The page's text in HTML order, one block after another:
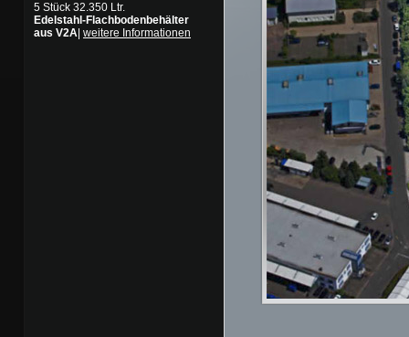
5 Stück 32.350 Ltr.
Edelstahl-Flachbodenbehälter
aus V2A weitere Informationen